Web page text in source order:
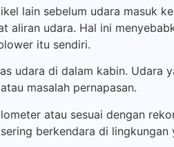
lain sebelum udara masuk
aliran udara. Hal ini
itu sendiri.
udara di dalam kabin. Udara
masalah pernapasan.
atau sesuai dengan
berkendara di